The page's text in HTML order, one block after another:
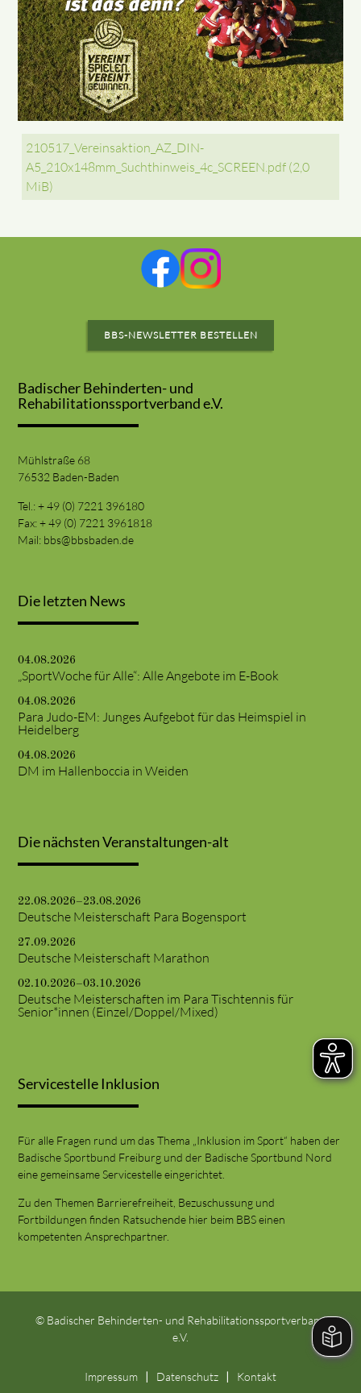
210517_Vereinsaktion_AZ_DIN-
A5_210x148mm_Suchthinweis_4c_SCREEN.pdf (2,0
MiB)
BBS-NEWSLETTER BESTELLEN
Badischer Behinderten- und
Rehabilitationssportverband e.V.
Mühlstraße 68
76532 Baden-Baden
Tel.: + 49 (0) 7221 396180
Fax: + 49 (0) 7221 3961818
Mail: bbs@bbsbaden.de
Die letzten News
04.08.2026
„SportWoche für Alle“: Alle Angebote im E-Book
04.08.2026
Para Judo-EM: Junges Aufgebot für das Heimspiel in
Heidelberg
04.08.2026
DM im Hallenboccia in Weiden
Die nächsten Veranstaltungen-alt
22.08.2026–23.08.2026
Deutsche Meisterschaft Para Bogensport
27.09.2026
Deutsche Meisterschaft Marathon
02.10.2026–03.10.2026
Deutsche Meisterschaften im Para Tischtennis für
Senior*innen (Einzel/Doppel/Mixed)
Servicestelle Inklusion
Für alle Fragen rund um das Thema „Inklusion im Sport“ haben der
Badische Sportbund Freiburg und der Badische Sportbund Nord
eine gemeinsame Servicestelle eingerichtet.
Zu den Themen Barrierefreiheit, Bezuschussung und
Fortbildungen finden Ratsuchende hier beim BBS einen
kompetenten Ansprechpartner.
© Badischer Behinderten- und Rehabilitationssportverband
e.V.
Impressum Datenschutz Kontakt